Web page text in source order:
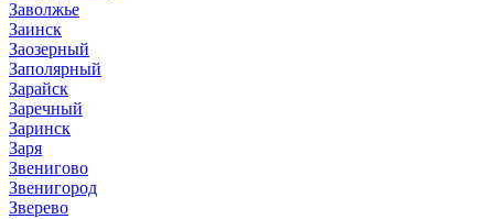
Заволжье
Заинск
Заозерный
Заполярный
Зарайск
Заречный
Заринск
Заря
Звенигово
Звенигород
Зверево